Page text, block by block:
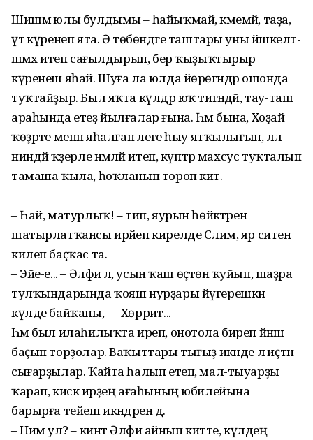
Шишмә юлы булдымы – һайыҡмай, кәмемәй, таҙа,
үтә күренеп ята. Ә төбөндәге таштары уны йәшкелт-
шәмәхә итеп сағылдырып, бер ҡыҙыҡтырыр
күренеш яһай. Шуға ла юлда йөрөгәндәр ошонда
туҡтайҙыр. Был яҡта күлдәр юҡ тигәндәй, тау-таш
араһында етеҙ йылғалар ғына. Һәм бына, Хоҙай
ҡөҙрәте менән яһалған әлеге һыу ятҡылығын, әллә
ниндәй ҡәҙерле нәмәләй итеп, күптәр махсус туҡталып
тамаша ҡыла, һоҡланып тороп китә.
– Һай, матурлыҡ! – тип, яурын һөйәктәрен
шатырлатҡансы ирәйеп кирелде Сәлим, яр ситенә
килеп баҫҡас та.
– Эйе-е... – Әлфиә лә, усын ҡаш өҫтөнә ҡуйып, шаҙра
тулҡындарында ҡояш нурҙары йүгерешкән
күлде байҡаны, — Хөрриәт...
Һәм был илаһилыҡта иреп, онотола биреп йәнәш
баҫып торҙолар. Ваҡыттары тығыҙ икәнде лә иҫтән
сығарҙылар. Ҡайта һалып етеп, мал-тыуарҙы
ҡарап, кискә ирҙең ағаһының юбилейына
барырға тейеш икәндәрен дә.
– Нимә ул? – кинәт Әлфиә айнып китте, күлдең